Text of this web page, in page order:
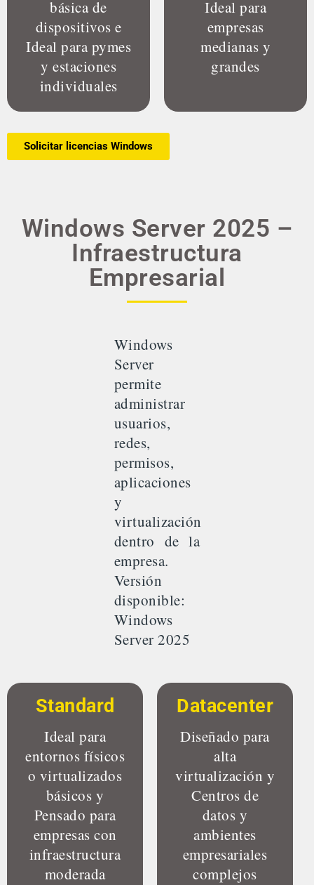
básica de
dispositivos e
Ideal para pymes
y estaciones
individuales
Ideal para
empresas
medianas y
grandes
Solicitar licencias Windows
Windows Server 2025 –
Infraestructura
Empresarial
Windows
Server
permite
administrar
usuarios,
redes,
permisos,
aplicaciones
y
virtualización
dentro de la
empresa.
Versión
disponible:
Windows
Server 2025
Standard
Ideal para
entornos físicos
o virtualizados
básicos y
Pensado para
empresas con
infraestructura
moderada
Datacenter
Diseñado para
alta
virtualización y
Centros de
datos y
ambientes
empresariales
complejos